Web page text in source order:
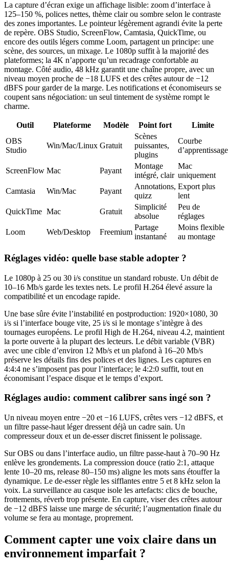
La capture d’écran exige un affichage lisible: zoom d’interface à
125–150 %, polices nettes, thème clair ou sombre selon le contraste
des zones importantes. Le pointeur légèrement agrandi évite la perte
de repère. OBS Studio, ScreenFlow, Camtasia, QuickTime, ou
encore des outils légers comme Loom, partagent un principe: une
scène, des sources, un mixage. Le 1080p suffit à la majorité des
plateformes; la 4K n’apporte qu’un recadrage confortable au
montage. Côté audio, 48 kHz garantit une chaîne propre, avec un
niveau moyen proche de −18 LUFS et des crêtes autour de −12
dBFS pour garder de la marge. Les notifications et économiseurs se
coupent sans négociation: un seul tintement de système rompt le
charme.
Outil Plateforme Modèle Point fort
Limite
OBS
Studio
Win/Mac/Linux Gratuit
Scènes
puissantes,
plugins
Courbe
d’apprentissage
ScreenFlow Mac Payant
Montage
intégré, clair
Mac
uniquement
Camtasia
Win/Mac Payant
Annotations,
quizz
Export plus
lent
QuickTime Mac Gratuit
Simplicité
absolue
Peu de
réglages
Loom
Web/Desktop Freemium
Partage
instantané
Moins flexible
au montage
Réglages vidéo: quelle base stable adopter ?
Le 1080p à 25 ou 30 i/s constitue un standard robuste. Un débit de
10–16 Mb/s garde les textes nets. Le profil H.264 élevé assure la
compatibilité et un encodage rapide.
Une base sûre évite l’instabilité en postproduction: 1920×1080, 30
i/s si l’interface bouge vite, 25 i/s si le montage s’intègre à des
tournages européens. Le profil High de H.264, niveau 4.2, maintient
la porte ouverte à la plupart des lecteurs. Le débit variable (VBR)
avec une cible d’environ 12 Mb/s et un plafond à 16–20 Mb/s
préserve les détails fins des polices et des lignes. Les captures en
4:4:4 ne s’imposent pas pour l’interface; le 4:2:0 suffit, tout en
économisant l’espace disque et le temps d’export.
Réglages audio: comment calibrer sans ingé son ?
Un niveau moyen entre −20 et −16 LUFS, crêtes vers −12 dBFS, et
un filtre passe-haut léger dressent déjà un cadre sain. Un
compresseur doux et un de-esser discret finissent le polissage.
Sur OBS ou dans l’interface audio, un filtre passe-haut à 70–90 Hz
enlève les grondements. La compression douce (ratio 2:1, attaque
lente 10–20 ms, release 80–150 ms) aligne les mots sans étouffer la
dynamique. Le de-esser règle les sifflantes entre 5 et 8 kHz selon la
voix. La surveillance au casque isole les artefacts: clics de bouche,
frottements, réverb trop présente. En capture, viser des crêtes autour
de −12 dBFS laisse une marge de sécurité; l’augmentation finale du
volume se fera au montage, proprement.
Comment capter une voix claire dans un
environnement imparfait ?